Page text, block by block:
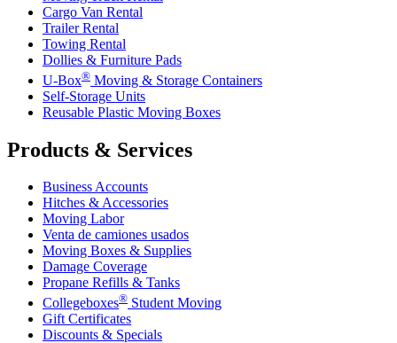
Cargo Van Rental
Trailer Rental
Towing Rental
Dollies & Furniture Pads
U-Box® Moving & Storage Containers
Self-Storage Units
Reusable Plastic Moving Boxes
Products & Services
Business Accounts
Hitches & Accessories
Moving Labor
Venta de camiones usados
Moving Boxes & Supplies
Damage Coverage
Propane Refills & Tanks
Collegeboxes® Student Moving
Gift Certificates
Discounts & Specials